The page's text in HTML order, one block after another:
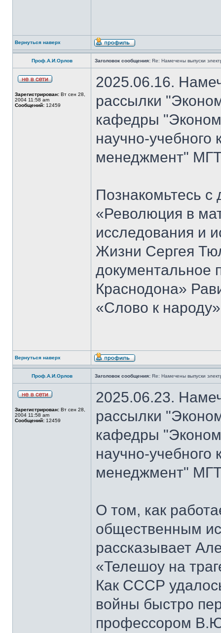
Вернуться наверх
Проф.А.И.Орлов Заголовок сообщения: Re: Намечены выпуски
Зарегистрирован: Вт сен 28,
2004 11:58 am
Сообщений: 12459
2025.06.16.
рассылки
кафедры
научно-
менеджмент"
Познакомьтесь
«Революция в
исследования и
Жизни Сергея
документальное
Краснодона»
«Слово к
Вернуться наверх
Проф.А.И.Орлов Заголовок сообщения: Re: Намечены выпуски
Зарегистрирован: Вт сен 28,
2004 11:58 am
Сообщений: 12459
2025.06.23.
рассылки
кафедры
научно-
менеджмент"
О том, как
общественным
рассказывает
«Телешоу на
Как СССР
войны быстро
профессором